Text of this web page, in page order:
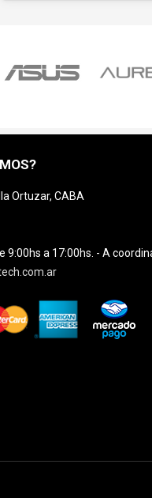
Ortuzar, CABA
9:00hs a 17:00hs. - A